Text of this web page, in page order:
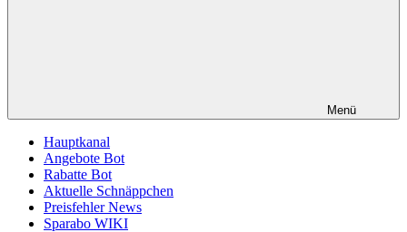
Menü
Hauptkanal
Angebote Bot
Rabatte Bot
Aktuelle Schnäppchen
Preisfehler News
Sparabo WIKI